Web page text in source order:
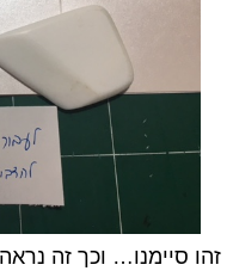
זהו סיימנו… וכך זה